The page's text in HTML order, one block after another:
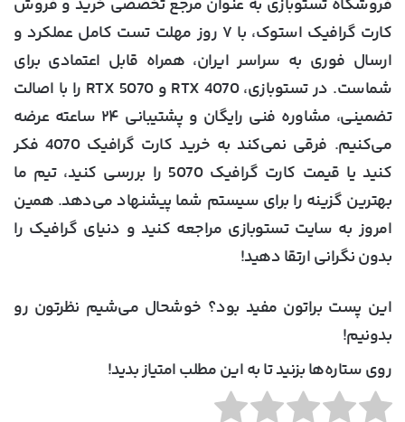
فروشگاه تستوبازی به عنوان مرجع تخصصی خرید و فروش
کارت گرافیک استوک، با ۷ روز مهلت تست کامل عملکرد و
ارسال فوری به سراسر ایران، همراه قابل اعتمادی برای
شماست. در تستوبازی، RTX 4070 و RTX 5070 را با اصالت
تضمینی، مشاوره فنی رایگان و پشتیبانی ۲۴ ساعته عرضه
می‌کنیم. فرقی نمی‌کند به خرید کارت گرافیک 4070 فکر
کنید یا قیمت کارت گرافیک 5070 را بررسی کنید، تیم ما
بهترین گزینه را برای سیستم شما پیشنهاد می‌دهد. همین
امروز به سایت تستوبازی مراجعه کنید و دنیای گرافیک را
بدون نگرانی ارتقا دهید!
این پست براتون مفید بود؟ خوشحال می‌شیم نظرتون رو
بدونیم!
روی ستاره‌ها بزنید تا به این مطلب امتیاز بدید!